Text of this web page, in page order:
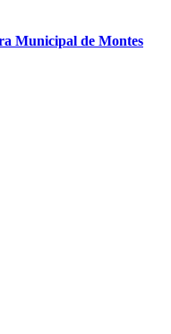
Municipal de Montes